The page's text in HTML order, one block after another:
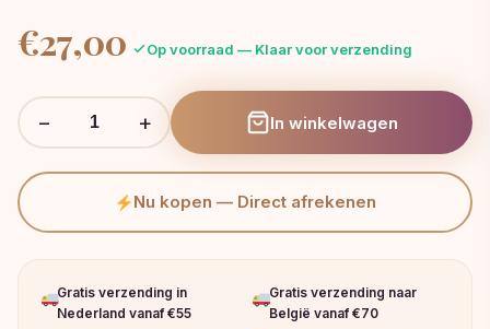
€27,00 Op voorraad — Klaar voor verzending
− + In winkelwagen
Nu kopen — Direct afrekenen
Gratis verzending in
Nederland vanaf €55
Gratis verzending naar
België vanaf €70